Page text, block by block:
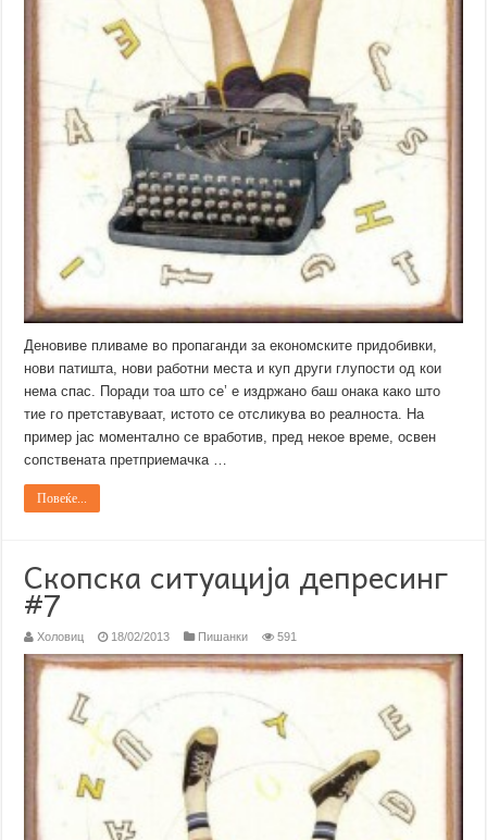
Деновиве пливаме во пропаганди за економските придобивки,
нови патишта, нови работни места и куп други глупости од кои
нема спас. Поради тоа што се’ е издржано баш онака како што
тие го претставуваат, истото се отсликува во реалноста. На
пример јас моментално се вработив, пред некое време, освен
сопствената претприемачка …
Повеќе...
Скопска ситуација депресинг
#7
Холовиц 18/02/2013 Пишанки 591